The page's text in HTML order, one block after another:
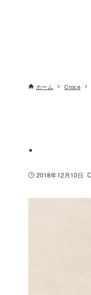
ホーム Croce
.
2018年12月10日